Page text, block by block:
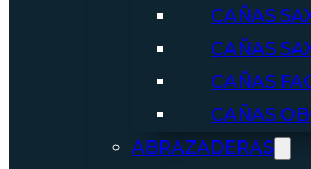
CAÑAS
CAÑAS
CAÑAS
CAÑAS
ABRAZADERAS